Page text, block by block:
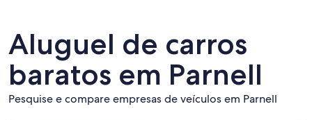
Aluguel de carros
baratos em Parnell
Pesquise e compare empresas de veículos em Parnell